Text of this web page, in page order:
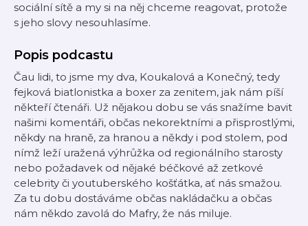
sociální sítě a my si na něj chceme reagovat, protože
s jeho slovy nesouhlasíme.
Popis podcastu
Čau lidi, to jsme my dva, Koukalová a Konečný, tedy
fejková biatlonistka a boxer za zenitem, jak nám píší
někteří čtenáři. Už nějakou dobu se vás snažíme bavit
našimi komentáři, občas nekorektními a přisprostlými,
někdy na hraně, za hranou a někdy i pod stolem, pod
nímž leží uražená výhrůžka od regionálního starosty
nebo požadavek od nějaké béčkové až zetkové
celebrity či youtuberského košťátka, ať nás smažou.
Za tu dobu dostáváme občas nakládačku a občas
nám někdo zavolá do Mafry, že nás miluje.